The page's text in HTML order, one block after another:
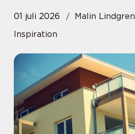
01 juli 2026
Malin Lindgren
Inspiration